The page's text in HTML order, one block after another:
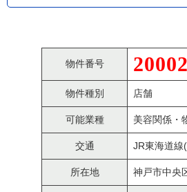
物件番号
物件種別 店舗
可能業種 美容関係・
交通 JR東海道線
所在地 神戸市中央